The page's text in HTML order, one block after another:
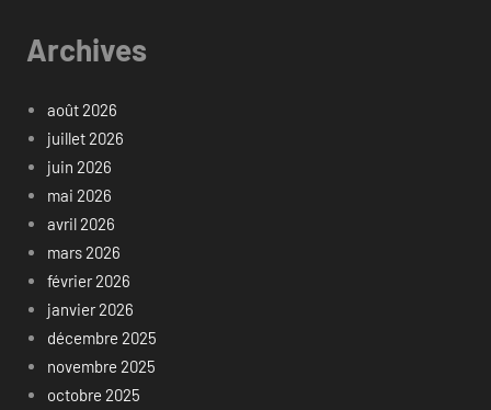
Archives
août 2026
juillet 2026
juin 2026
mai 2026
avril 2026
mars 2026
février 2026
janvier 2026
décembre 2025
novembre 2025
octobre 2025